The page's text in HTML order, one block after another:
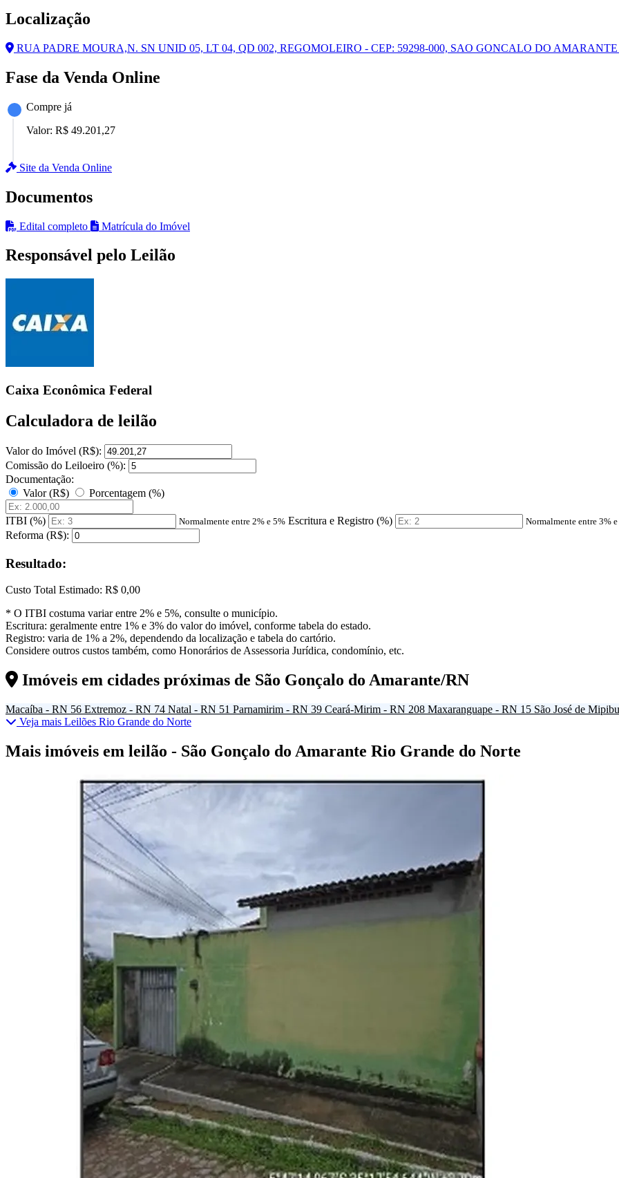
Localização
RUA PADRE MOURA,N. SN UNID 05, LT 04, QD 002, REGOMOLEIRO - CEP: 59298-000, SAO GONCALO DO
Fase da Venda Online
Compre já
Valor: R$ 49.201,27
Site da Venda Online
Documentos
Edital completo Matrícula do Imóvel
Responsável pelo Leilão
Caixa Econômica Federal
Calculadora de leilão
Valor do Imóvel (R$):
Comissão do Leiloeiro (%):
Documentação:
Valor (R$)
Porcentagem (%)
ITBI (%) Normalmente entre 2% e 5% Escritura e Registro (%) Normalmente entre 3%
Reforma (R$):
Resultado:
Custo Total Estimado: R$ 0,00
* O ITBI costuma variar entre 2% e 5%, consulte o município.
Escritura: geralmente entre 1% e 3% do valor do imóvel, conforme tabela do estado.
Registro: varia de 1% a 2%, dependendo da localização e tabela do cartório.
Considere outros custos também, como Honorários de Assessoria Jurídica, condomínio, etc.
Imóveis em cidades próximas de São Gonçalo do Amarante/RN
Macaíba - RN 56 Extremoz - RN 74 Natal - RN 51 Parnamirim - RN 39 Ceará-Mirim - RN 208 Maxaranguape - RN 15 São José de
Veja mais Leilões Rio Grande do Norte
Mais imóveis em leilão - São Gonçalo do Amarante Rio Grande do Norte